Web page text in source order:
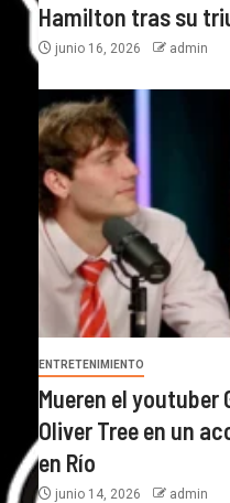
Hamilton tras su
junio 16, 2026 admin
ENTRETENIMIENTO
Mueren el
Oliver Tree en un
en Río
junio 14, 2026 admin